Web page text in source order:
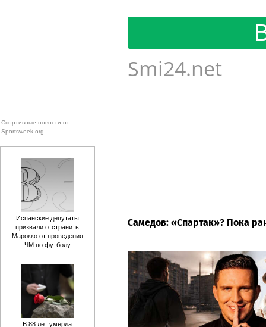
Smi24.net
Самедов: «Спартак»? Пока
Спортивные новости от
Sportsweek.org
Испанские депутаты
призвали отстранить
Марокко от проведения
ЧМ по футболу
В 88 лет умерла